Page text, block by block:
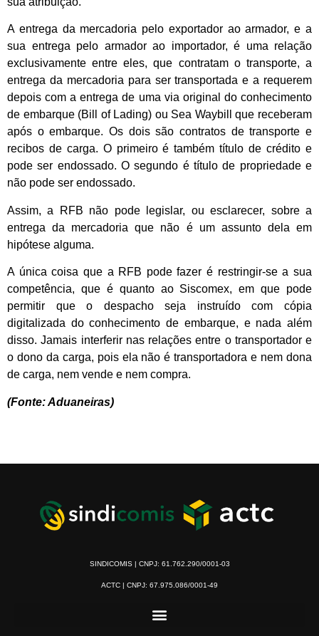
A entrega da mercadoria pelo exportador ao armador, e a
sua entrega pelo armador ao importador, é uma relação
exclusivamente entre eles, que contratam o transporte, a
entrega da mercadoria para ser transportada e a requerem
depois com a entrega de uma via original do conhecimento
de embarque (Bill of Lading) ou Sea Waybill que receberam
após o embarque. Os dois são contratos de transporte e
recibos de carga. O primeiro é também título de crédito e
pode ser endossado. O segundo é título de propriedade e
não pode ser endossado.
Assim, a RFB não pode legislar, ou esclarecer, sobre a
entrega da mercadoria que não é um assunto dela em
hipótese alguma.
A única coisa que a RFB pode fazer é restringir-se a sua
competência, que é quanto ao Siscomex, em que pode
permitir que o despacho seja instruído com cópia
digitalizada do conhecimento de embarque, e nada além
disso. Jamais interferir nas relações entre o transportador e
o dono da carga, pois ela não é transportadora e nem dona
de carga, nem vende e nem compra.
(Fonte: Aduaneiras)
SINDICOMIS | CNPJ: 61.762.290/0001-03
ACTC | CNPJ: 67.975.086/0001-49